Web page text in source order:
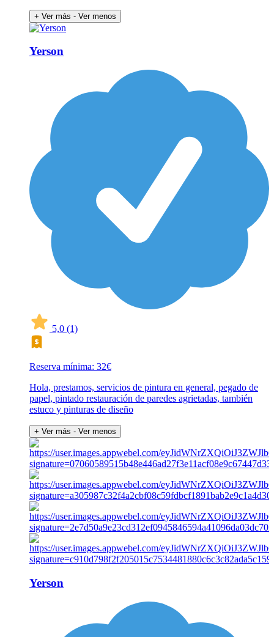
+ Ver más - Ver menos
Yerson
5,0 (1)
Reserva mínima: 32€
Hola, prestamos, servicios de pintura en general, pegado de
papel, pintado restauración de paredes agrietadas, también
estuco y pinturas de diseño
+ Ver más - Ver menos
Yerson